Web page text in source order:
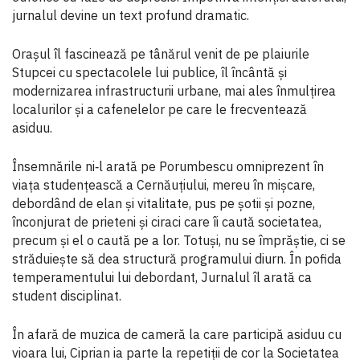
jurnalul devine un text profund dramatic.
Orașul îl fascinează pe tânărul venit de pe plaiurile
Stupcei cu spectacolele lui publice, îl încântă și
modernizarea infrastructurii urbane, mai ales înmulțirea
localurilor și a cafenelelor pe care le frecventează
asiduu.
Însemnările ni‑l arată pe Porumbescu omniprezent în
viața studențească a Cernăuțiului, mereu în mișcare,
debordând de elan și vitalitate, pus pe șotii și pozne,
înconjurat de prieteni și ciraci care îi caută societatea,
precum și el o caută pe a lor. Totuși, nu se împrăștie, ci se
străduiește să dea structură programului diurn. În pofida
temperamentului lui debordant, Jurnalul îl arată ca
student disciplinat.
În afară de muzica de cameră la care participă asiduu cu
vioara lui, Ciprian ia parte la repetiții de cor la Societatea